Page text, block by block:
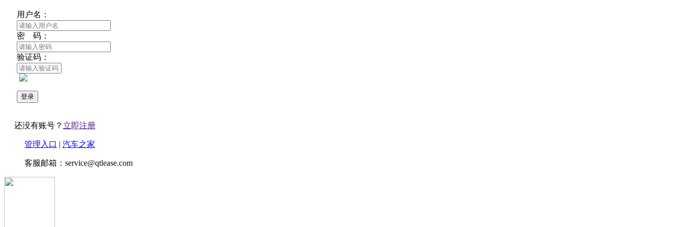
用户名：
密 码：
验证码：
还没有账号？ 立即注册
管理入口 | 汽车之家
客服邮箱：service@qtlease.com